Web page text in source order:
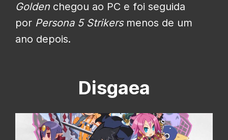
Golden chegou ao PC e foi seguida
por Persona 5 Strikersmenos de um
ano depois.
Disgaea